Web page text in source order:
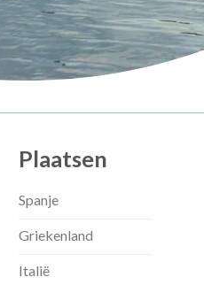
Plaatsen
Spanje
Griekenland
Italië